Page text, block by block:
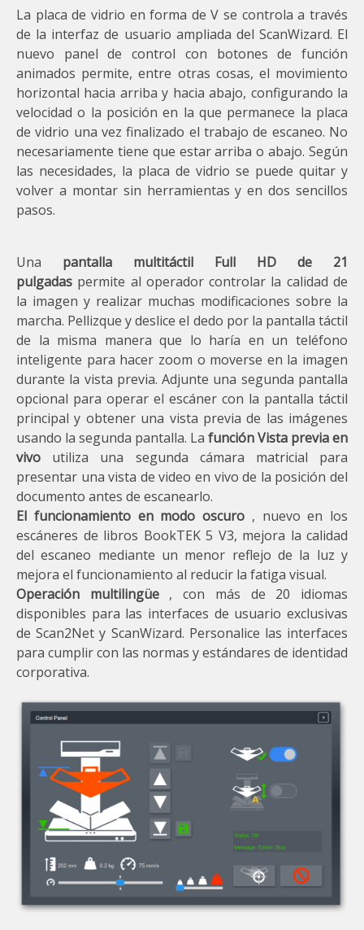
La placa de vidrio en forma de V se controla a través
de la interfaz de usuario ampliada del ScanWizard. El
nuevo panel de control con botones de función
animados permite, entre otras cosas, el movimiento
horizontal hacia arriba y hacia abajo, configurando la
velocidad o la posición en la que permanece la placa
de vidrio una vez finalizado el trabajo de escaneo. No
necesariamente tiene que estar arriba o abajo. Según
las necesidades, la placa de vidrio se puede quitar y
volver a montar sin herramientas y en dos sencillos
pasos.
Una pantalla multitáctil Full HD de 21
pulgadas permite al operador controlar la calidad de
la imagen y realizar muchas modificaciones sobre la
marcha. Pellizque y deslice el dedo por la pantalla táctil
de la misma manera que lo haría en un teléfono
inteligente para hacer zoom o moverse en la imagen
durante la vista previa. Adjunte una segunda pantalla
opcional para operar el escáner con la pantalla táctil
principal y obtener una vista previa de las imágenes
usando la segunda pantalla. La función Vista previa en
vivo utiliza una segunda cámara matricial para
presentar una vista de video en vivo de la posición del
documento antes de escanearlo.
El funcionamiento en modo oscuro , nuevo en los
escáneres de libros BookTEK 5 V3, mejora la calidad
del escaneo mediante un menor reflejo de la luz y
mejora el funcionamiento al reducir la fatiga visual.
Operación multilingüe, con más de 20 idiomas
disponibles para las interfaces de usuario exclusivas
de Scan2Net y ScanWizard. Personalice las interfaces
para cumplir con las normas y estándares de identidad
corporativa.